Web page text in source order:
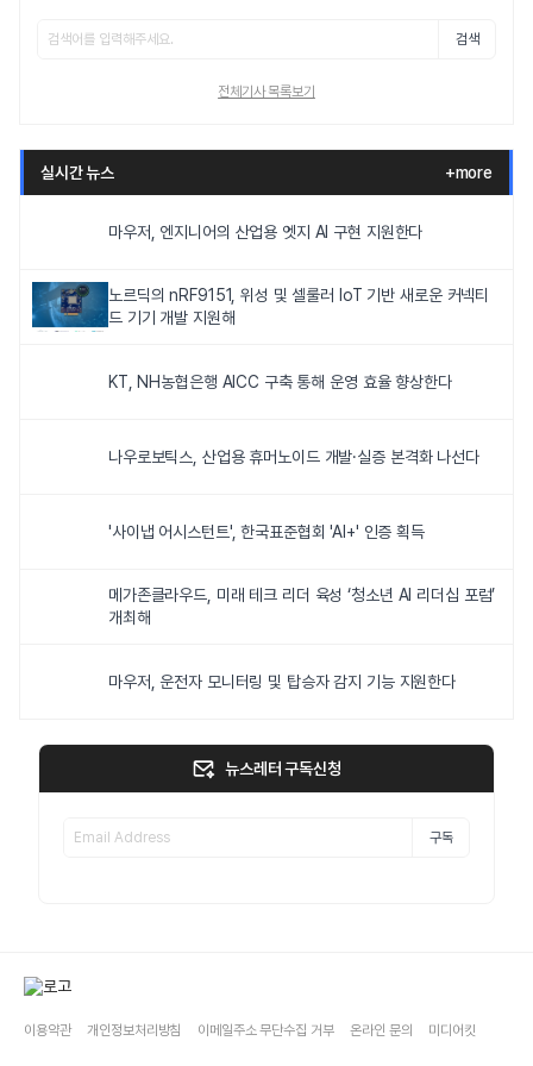
검색
전체기사 목록보기
실시간 뉴스 +more
마우저, 엔지니어의 산업용 엣지 AI 구현 지원한다
노르딕의 nRF9151, 위성 및 셀룰러 IoT 기반 새로운 커넥티
드 기기 개발 지원해
KT, NH농협은행 AICC 구축 통해 운영 효율 향상한다
나우로보틱스, 산업용 휴머노이드 개발·실증 본격화 나선다
'사이냅 어시스턴트', 한국표준협회 'AI+' 인증 획득
메가존클라우드, 미래 테크 리더 육성 ‘청소년 AI 리더십 포럼’
개최해
마우저, 운전자 모니터링 및 탑승자 감지 기능 지원한다
뉴스레터 구독신청
구독
이용약관 개인정보처리방침 이메일주소 무단수집 거부 온라인 문의 미디어킷